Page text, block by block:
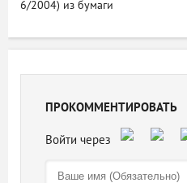
6/2004) из бумаги
ПРОКОММЕНТИРОВАТЬ